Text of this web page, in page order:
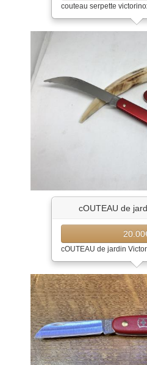
couteau serpette
cOUTEAU de
cOUTEAU de jardin